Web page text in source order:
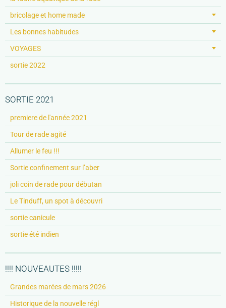
bricolage et home made
Les bonnes habitudes
VOYAGES
sortie 2022
SORTIE 2021
premiere de l'année 2021
Tour de rade agité
Allumer le feu !!!
Sortie confinement sur l’aber
joli coin de rade pour débutan
Le Tinduff, un spot à découvri
sortie canicule
sortie été indien
!!!! NOUVEAUTES !!!!!
Grandes marées de mars 2026
Historique de la nouvelle régl